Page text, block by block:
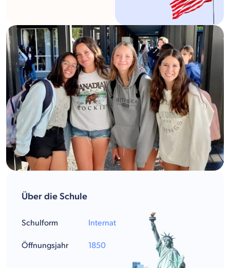
Über die Schule
Schulform
Öffnungsjahr
Internat
1850